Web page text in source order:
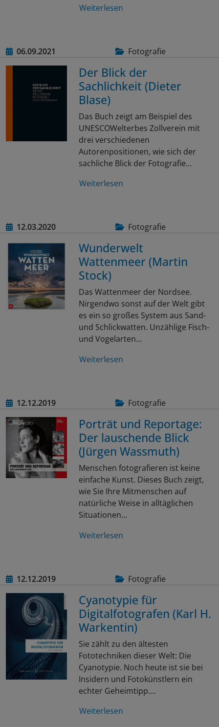
Weiterlesen
06.09.2021 Fotografie
Der Blick der
Sachlichkeit (Dieter
Blase)
Das Buch zeigt am Beispiel des
UNESCOWelterbes Zollverein mit
drei verschiedenen
Autorenpositionen, wie sich der
sachliche Blick der Fotografie…
Weiterlesen
12.03.2020 Fotografie
Wunderwelt
Wattenmeer (Martin
Stock)
Das Wattenmeer der Nordsee.
Nirgendwo sonst auf der Welt gibt
es ein so großes System aus Sand-
und Schlickwatten. Unzählige Fisch-
und Vogelarten…
Weiterlesen
12.12.2019 Fotografie
Porträt und Reportage:
Der lauschende Blick
(Jürgen Wassmuth)
Menschen fotografieren ist keine
einfache Kunst. Dieses Buch zeigt,
wie Sie Ihre Mitmenschen auf
natürliche Weise in alltäglichen
Situationen…
Weiterlesen
12.12.2019 Fotografie
Cyanotypie für
Digitalfotografen (Karl H.
Warkentin)
Sie zählt zu den ältesten
Fototechniken dieser Welt: Die
Cyanotypie. Noch heute ist sie bei
Insidern und Fotokünstlern ein
echter Geheimtipp.…
Weiterlesen